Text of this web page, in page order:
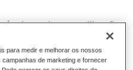
é adequada para utilização
Nacarada 285, um sistema
qualidade. Está baseada
de poliuretano para
para medir e melhorar os nossos
de marketing e fornecer